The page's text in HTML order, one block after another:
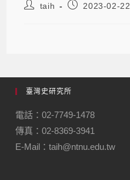
taih 2023-02-22
臺灣史研究所
電話：02-7749-1478
傳真：02-8369-3941
E-Mail：taih@ntnu.edu.tw